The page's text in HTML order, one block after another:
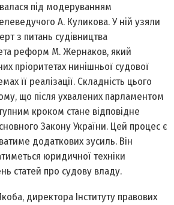
під модеруванням
А. Куликова. У ній узяли
з питань судівництва
реформ М. Жернаков, який
пріоритетах нинішньої судової
її реалізації. Складність цього
що після ухвалених парламентом
кроком стане відповідне
Закону України. Цей процес є
додаткових зусиль. Він
юридичної техніки
статей про судову владу.
директора Інституту правових